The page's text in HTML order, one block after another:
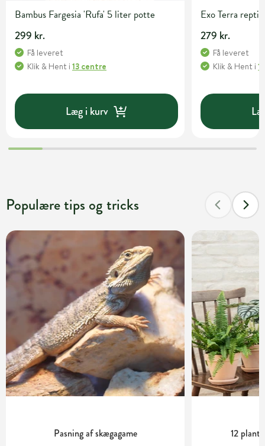
Bambus Fargesia 'Rufa' 5 liter potte
299 kr.
Få leveret
Klik & Hent i 13 centre
Læg i kurv
Exo Terra repti
279 kr.
Få leveret
Klik & Hent i
Populære tips og tricks
Pasning af skægagame 12